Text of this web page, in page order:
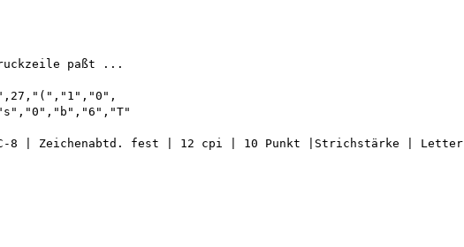
paßt ...
8 | Zeichenabtd. fest | 12 cpi | 10 Punkt |Strichstärke | Letter